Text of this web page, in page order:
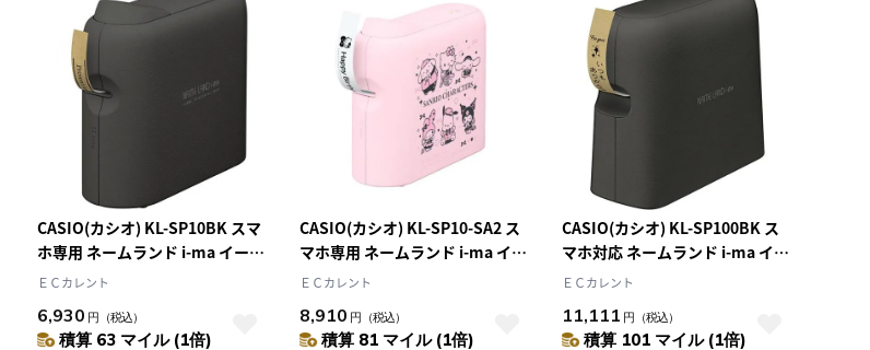
9
10
13 14
20
27 28 31
CASIO(カシオ) KL-SP10BK スマ
ホ専用 ネームランド i-ma イーマ
18mm幅対応 ブラック
ＥＣカレント
6,930 円 （税込）
積算 63 マイル (1倍)
CASIO(カシオ) KL-SP10-SA2 ス
マホ専用 ネームランド i-ma イー
マ サンリオコラボモデル ピンク
ＥＣカレント
8,910 円 （税込）
積算 81 マイル (1倍)
CASIO(カシオ) KL-SP100BK ス
マホ対応 ネームランド i-ma イー
マ 24mm幅対応 ブラック
ＥＣカレント
11,111 円 （税込）
積算 101 マイル (1倍)